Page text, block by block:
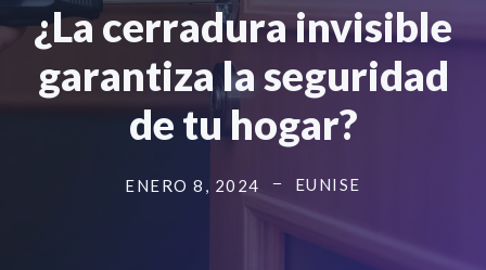
¿La cerradura invisible
garantiza la seguridad
de tu hogar?
ENERO 8, 2024 EUNISE